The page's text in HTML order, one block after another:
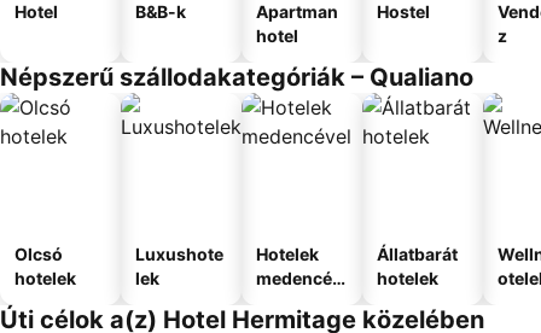
Hotel B&B-k
Apartman
hotel
Hostel
z
Népszerű szállodakategóriák – Qualiano
Olcsó
hotelek
Luxushote
lek
Hotelek
medencév
Állatbarát
hotelek
Úti célok a(z) Hotel Hermitage közelében